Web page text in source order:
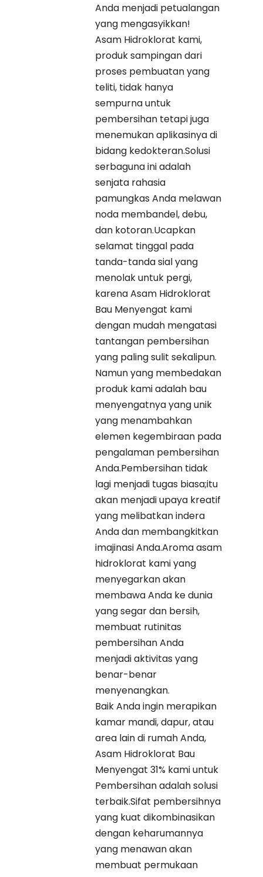
Anda menjadi petualangan
yang mengasyikkan!
Asam Hidroklorat kami,
produk sampingan dari
proses pembuatan yang
teliti, tidak hanya
sempurna untuk
pembersihan tetapi juga
menemukan aplikasinya di
bidang kedokteran.Solusi
serbaguna ini adalah
senjata rahasia
pamungkas Anda melawan
noda membandel, debu,
dan kotoran.Ucapkan
selamat tinggal pada
tanda-tanda sial yang
menolak untuk pergi,
karena Asam Hidroklorat
Bau Menyengat kami
dengan mudah mengatasi
tantangan pembersihan
yang paling sulit sekalipun.
Namun yang membedakan
produk kami adalah bau
menyengatnya yang unik
yang menambahkan
elemen kegembiraan pada
pengalaman pembersihan
Anda.Pembersihan tidak
lagi menjadi tugas biasa;itu
akan menjadi upaya kreatif
yang melibatkan indera
Anda dan membangkitkan
imajinasi Anda.Aroma asam
hidroklorat kami yang
menyegarkan akan
membawa Anda ke dunia
yang segar dan bersih,
membuat rutinitas
pembersihan Anda
menjadi aktivitas yang
benar-benar
menyenangkan.
Baik Anda ingin merapikan
kamar mandi, dapur, atau
area lain di rumah Anda,
Asam Hidroklorat Bau
Menyengat 31% kami untuk
Pembersihan adalah solusi
terbaik.Sifat pembersihnya
yang kuat dikombinasikan
dengan keharumannya
yang menawan akan
membuat permukaan